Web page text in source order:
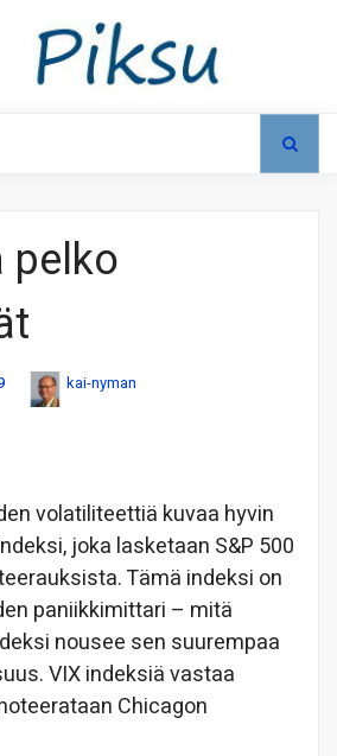
pelko
kai-nyman
volatiliteettiä kuvaa hyvin
joka lasketaan S&P 500
Tämä indeksi on
paniikkimittari – mitä
nousee sen suurempaa
VIX indeksiä vastaa
Chicagon